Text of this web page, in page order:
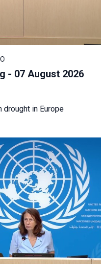
- 07 August 2026
drought in Europe